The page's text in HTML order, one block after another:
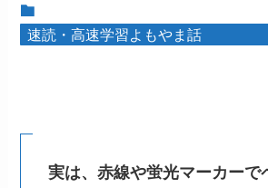
速読・高速学習よもやま話
実は、赤線や蛍光マーカーで